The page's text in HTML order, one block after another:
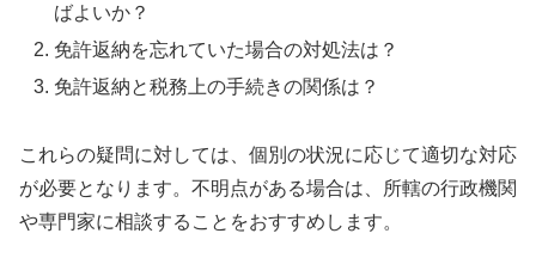
ばよいか？
免許返納を忘れていた場合の対処法は？
免許返納と税務上の手続きの関係は？
これらの疑問に対しては、個別の状況に応じて適切な対応
が必要となります。不明点がある場合は、所轄の行政機関
や専門家に相談することをおすすめします。